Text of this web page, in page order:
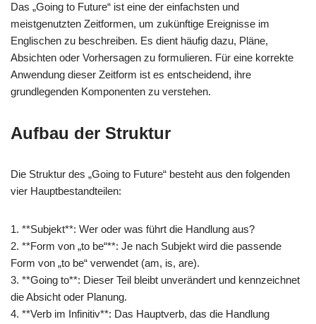
Das „Going to Future“ ist eine der einfachsten und
meistgenutzten Zeitformen, um zukünftige Ereignisse im
Englischen zu beschreiben. Es dient häufig dazu, Pläne,
Absichten oder Vorhersagen zu formulieren. Für eine korrekte
Anwendung dieser Zeitform ist es entscheidend, ihre
grundlegenden Komponenten zu verstehen.
Aufbau der Struktur
Die Struktur des „Going to Future“ besteht aus den folgenden
vier Hauptbestandteilen:
1. **Subjekt**: Wer oder was führt die Handlung aus?
2. **Form von „to be“**: Je nach Subjekt wird die passende
Form von „to be“ verwendet (am, is, are).
3. **Going to**: Dieser Teil bleibt unverändert und kennzeichnet
die Absicht oder Planung.
4. **Verb im Infinitiv**: Das Hauptverb, das die Handlung